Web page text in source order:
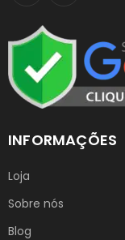
INFORMAÇÕES
Loja
Sobre nós
Blog